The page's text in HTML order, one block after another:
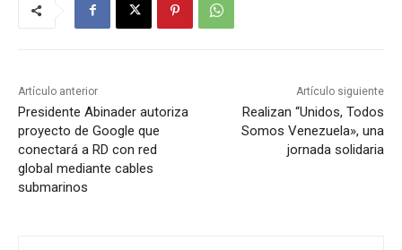
Artículo anterior
Presidente Abinader autoriza
proyecto de Google que
conectará a RD con red
global mediante cables
submarinos
Artículo siguiente
Realizan “Unidos, Todos
Somos Venezuela», una
jornada solidaria